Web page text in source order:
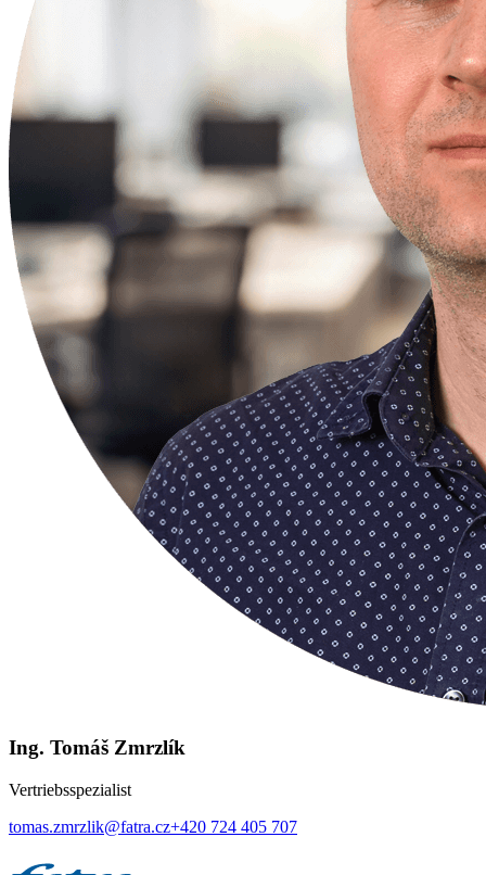
Ing. Tomáš Zmrzlík
Vertriebsspezialist
tomas.zmrzlik@fatra.cz+420 724 405 707